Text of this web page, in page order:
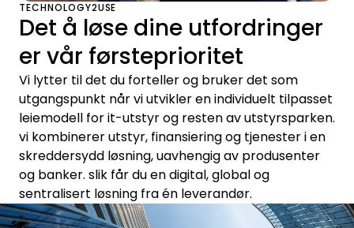
TECHNOLOGY2USE
Det å løse dine utfordringer
er vår førsteprioritet
Vi lytter til det du forteller og bruker det som
utgangspunkt når vi utvikler en individuelt tilpasset
leiemodell for it-utstyr og resten av utstyrsparken.
vi kombinerer utstyr, finansiering og tjenester i en
skreddersydd løsning, uavhengig av produsenter
og banker. slik får du en digital, global og
sentralisert løsning fra én leverandør.